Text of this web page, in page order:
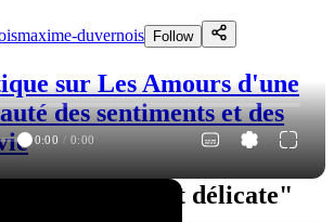
maxime-duvernois Follow
sur Les Amours d'une
des sentiments et des
0:00 / 0:00
authentique et délicate"